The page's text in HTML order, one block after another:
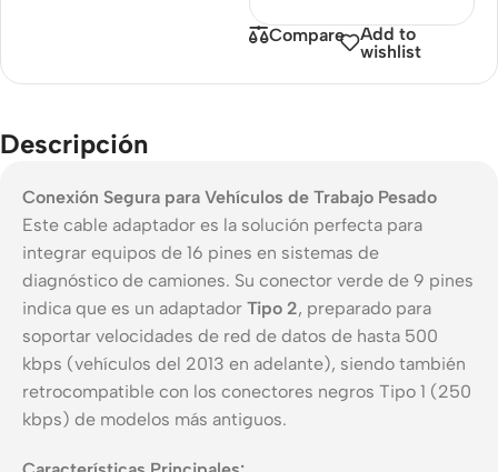
Compare
Add to
wishlist
Descripción
Conexión Segura para Vehículos de Trabajo Pesado
Este cable adaptador es la solución perfecta para
integrar equipos de 16 pines en sistemas de
diagnóstico de camiones. Su conector verde de 9 pines
indica que es un adaptador Tipo 2, preparado para
soportar velocidades de red de datos de hasta 500
kbps (vehículos del 2013 en adelante), siendo también
retrocompatible con los conectores negros Tipo 1 (250
kbps) de modelos más antiguos.